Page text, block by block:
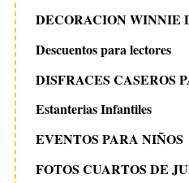
DECORACION WINNIE
Descuentos para lectores
DISFRACES CASEROS
Estanterias Infantiles
EVENTOS PARA NIÑOS
FOTOS CUARTOS DE